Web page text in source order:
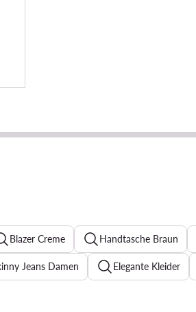
Blazer Creme Handtasche Braun
Jeans Damen Elegante Kleider